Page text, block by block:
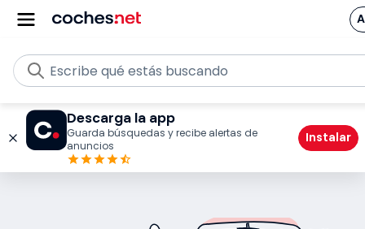
Escribe qué estás buscando
Descarga la app
Guarda búsquedas y recibe alertas de
anuncios
Instalar